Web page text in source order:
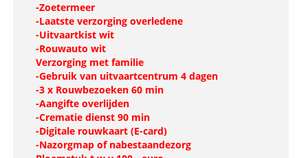
-Zoetermeer
-Laatste verzorging overledene
-Uitvaartkist wit
-Rouwauto wit
Verzorging met familie
-Gebruik van uitvaartcentrum 4 dagen
-3 x Rouwbezoeken 60 min
-Aangifte overlijden
-Crematie dienst 90 min
-Digitale rouwkaart (E-card)
-Nazorgmap of nabestaandezorg